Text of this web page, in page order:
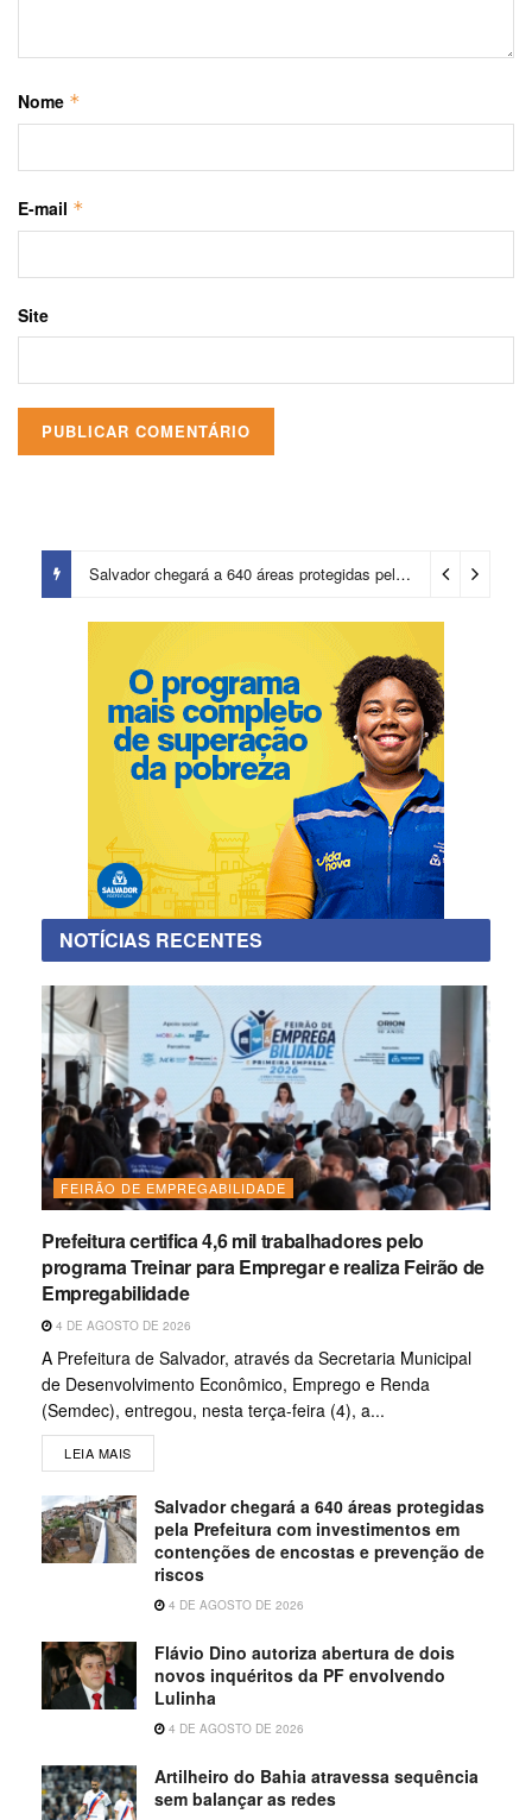
Nome *
E-mail *
Site
Salvador chegará a 640 áreas protegidas pela Prefeitura com investimentos em contenções de encostas e prevenção de riscos
NOTÍCIAS RECENTES
FEIRÃO DE EMPREGABILIDADE
Prefeitura certifica 4,6 mil trabalhadores pelo
programa Treinar para Empregar e realiza Feirão de
Empregabilidade
4 DE AGOSTO DE 2026
A Prefeitura de Salvador, através da Secretaria Municipal
de Desenvolvimento Econômico, Emprego e Renda
(Semdec), entregou, nesta terça-feira (4), a...
LEIA MAIS
Salvador chegará a 640 áreas protegidas
pela Prefeitura com investimentos em
contenções de encostas e prevenção de
riscos
4 DE AGOSTO DE 2026
Flávio Dino autoriza abertura de dois
novos inquéritos da PF envolvendo
Lulinha
4 DE AGOSTO DE 2026
Artilheiro do Bahia atravessa sequência
sem balançar as redes